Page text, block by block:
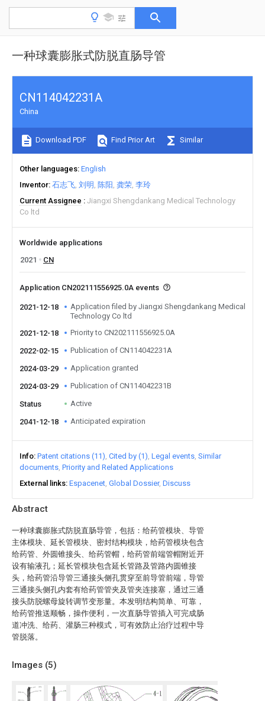
一种球囊膨胀式防脱直肠导管
Abstract
一种球囊膨胀式防脱直肠导管，包括：给药管模块、导管
主体模块、延长管模块、密封结构模块，给药管模块包含
给药管、外圆锥接头、给药管帽，给药管前端管帽附近开
设有输液孔；延长管模块包含延长管路及管路内圆锥接
头，给药管沿导管三通接头侧孔贯穿至前导管前端，导管
三通接头侧孔内套有给药管管夹及管夹连接塞，通过三通
接头防脱螺母旋转调节变形量。本发明结构简单、可靠，
给药管推送顺畅，操作便利，一次直肠导管插入可完成肠
道冲洗、给药、灌肠三种模式，可有效防止治疗过程中导
管脱落。
Images (5)
CN114042231A
China
Download PDF Find Prior Art Similar
Other languages English
Inventor 石志飞 刘明 陈阳 龚荣 李玲
Current Assignee
Jiangxi Shengdankang Medical Technology
Co ltd
Worldwide applications
2021
CN
Application CN202111556925.0A events
2021-12-18
Application filed by Jiangxi Shengdankang Medical
Technology Co ltd
2021-12-18
Priority to CN202111556925.0A
2022-02-15 Publication of CN114042231A
2024-03-29 Application granted
2024-03-29 Publication of CN114042231B
Status Active
2041-12-18 Anticipated expiration
Info Patent citations (11) Cited by (1) Legal events Similar
documents Priority and Related Applications
External links Espacenet Global Dossier Discuss